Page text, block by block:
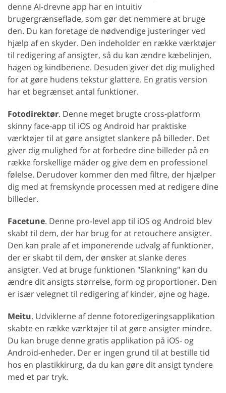
denne AI-drevne app har en intuitiv
brugergrænseflade, som gør det nemmere at bruge
den. Du kan foretage de nødvendige justeringer ved
hjælp af en skyder. Den indeholder en række værktøjer
til redigering af ansigter, så du kan ændre kæbelinjen,
hagen og kindbenene. Desuden giver det dig mulighed
for at gøre hudens tekstur glattere. En gratis version
har et begrænset antal funktioner.
Fotodirektør. Denne meget brugte cross-platform
skinny face-app til iOS og Android har praktiske
værktøjer til at gøre ansigtet slankere på billeder. Det
giver dig mulighed for at forbedre dine billeder på en
række forskellige måder og give dem en professionel
følelse. Derudover kommer den med filtre, der hjælper
dig med at fremskynde processen med at redigere dine
billeder.
Facetune. Denne pro-level app til iOS og Android blev
skabt til dem, der har brug for at retouchere ansigter.
Den kan prale af et imponerende udvalg af funktioner,
der er skabt til dem, der ønsker at slanke deres
ansigter. Ved at bruge funktionen "Slankning" kan du
ændre dit ansigts størrelse, form og proportioner. Den
er især velegnet til redigering af kinder, øjne og hage.
Meitu. Udviklerne af denne fotoredigeringsapplikation
skabte en række værktøjer til at gøre ansigter mindre.
Du kan bruge denne gratis applikation på iOS- og
Android-enheder. Der er ingen grund til at bestille tid
hos en plastikkirurg, da du kan gøre dit ansigt tyndere
med et par tryk.